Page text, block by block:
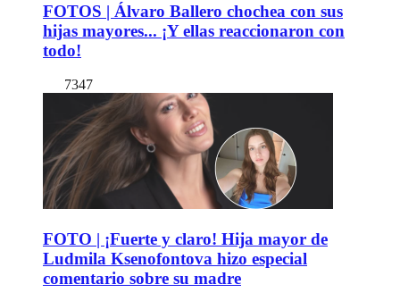
FOTOS | Álvaro Ballero chochea con sus
hijas mayores... ¡Y ellas reaccionaron con
todo!
7347
FOTO | ¡Fuerte y claro! Hija mayor de
Ludmila Ksenofontova hizo especial
comentario sobre su madre